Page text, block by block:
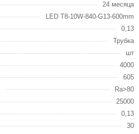
24 месяца
LED T8-10W-840-G13-600mm
0,13
Трубка
шт
4000
605
Ra>80
25000
0,13
30